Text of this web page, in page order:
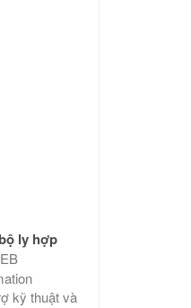
bộ ly hợp
kỹ thuật và